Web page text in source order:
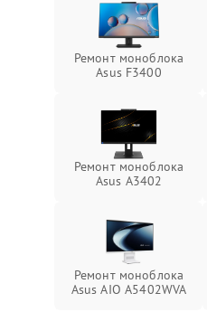
Ремонт моноблока
Asus F3400
Ремонт моноблока
Asus A3402
Ремонт моноблока
Asus AIO A5402WVA